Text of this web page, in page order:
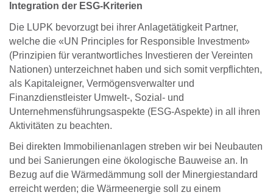
Integration der ESG-Kriterien
Die LUPK bevorzugt bei ihrer Anlagetätigkeit Partner,
welche die «UN Principles for Responsible Investment»
(Prinzipien für verantwortliches Investieren der Vereinten
Nationen) unterzeichnet haben und sich somit verpflichten,
als Kapitaleigner, Vermögensverwalter und
Finanzdienstleister Umwelt-, Sozial- und
Unternehmensführungsaspekte (ESG-Aspekte) in all ihren
Aktivitäten zu beachten.
Bei direkten Immobilienanlagen streben wir bei Neubauten
und bei Sanierungen eine ökologische Bauweise an. In
Bezug auf die Wärmedämmung soll der Minergiestandard
erreicht werden; die Wärmeenergie soll zu einem